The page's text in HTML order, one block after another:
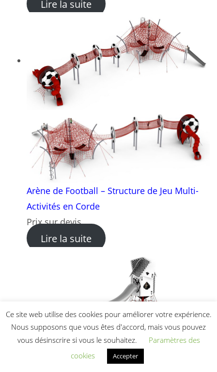
Lire la suite: Configuration Galaxie –
Arène de Football – Structure de Jeu Multi-
Activités en Corde
Prix sur devis
Lire la suite: Arène de Football –
Ce site web utilise des cookies pour améliorer votre expérience.
Nous supposons que vous êtes d'accord, mais vous pouvez
vous désinscrire si vous le souhaitez.
Paramètres des
cookies
Accepter